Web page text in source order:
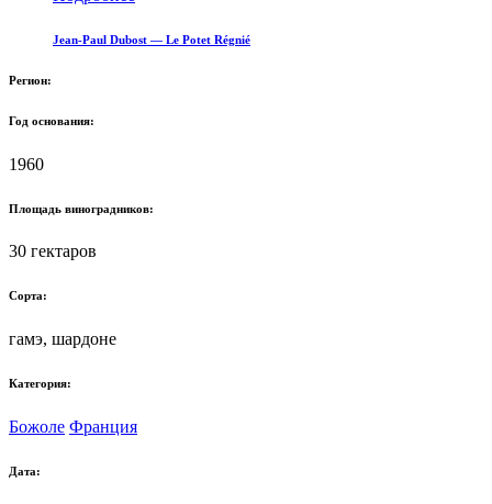
Jean-Paul Dubost — Le Potet Régnié
Регион:
Год основания:
1960
Площадь виноградников:
30 гектаров
Сорта:
гамэ, шардоне
Категория:
Божоле Франция
Дата: